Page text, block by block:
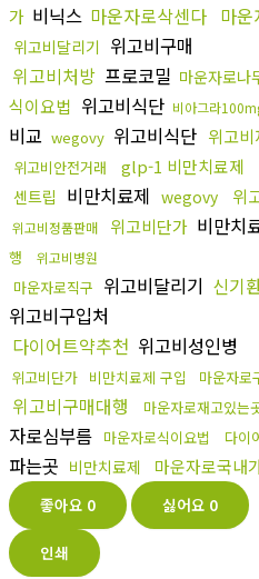
가 비닉스 마운자로삭센다 마운
위고비달리기 위고비구매
위고비처방 프로코밀 마운자로나
식이요법 위고비식단 비아그라
비교 wegovy 위고비식단 위고
위고비안전거래 glp-1 비만치료제
센트립 비만치료제 wegovy 위
위고비정품판매 위고비단가 비만치
행
위고비병원
마운자로직구 위고비달리기 신기
위고비구입처
다이어트약추천 위고비성인병
위고비단가 비만치료제 구입 마운자로
위고비구매대행
마운자로재고있는
자로심부름 마운자로식이요법 다이
파는곳 비만치료제 마운자로국내
좋아요 0 싫어요 0
인쇄